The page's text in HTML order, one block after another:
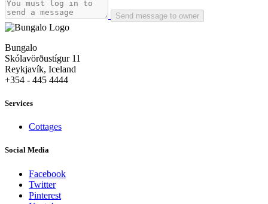
Send message to owner
Bungalo
Skólavörðustígur 11
Reykjavík, Iceland
+354 - 445 4444
Services
Cottages
Social Media
Facebook
Twitter
Pinterest